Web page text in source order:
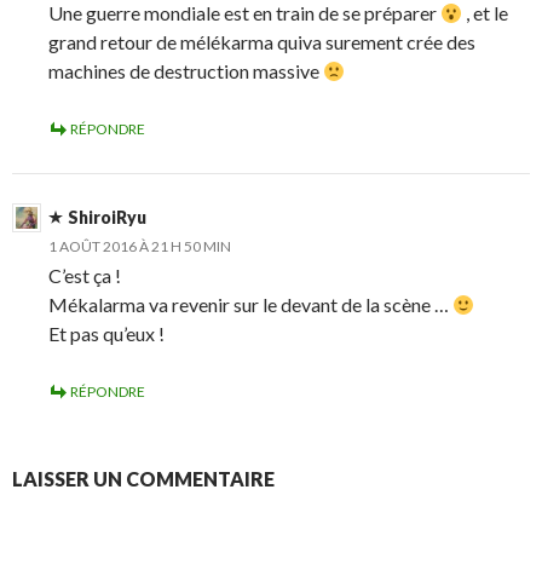
Une guerre mondiale est en train de se préparer
, et le
grand retour de mélékarma quiva surement crée des
machines de destruction massive
RÉPONDRE
ShiroiRyu
1 AOÛT 2016 À 21 H 50 MIN
C’est ça !
Mékalarma va revenir sur le devant de la scène …
Et pas qu’eux !
RÉPONDRE
LAISSER UN COMMENTAIRE